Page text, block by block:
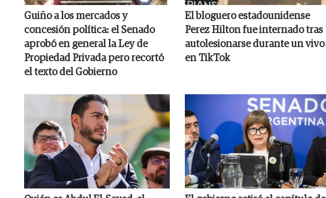
Guiño a los mercados y
concesión política: el Senado
aprobó en general la Ley de
Propiedad Privada pero recortó
el texto del Gobierno
El bloguero estadounidense
Perez Hilton fue internado tras
autolesionarse durante un vivo
en TikTok